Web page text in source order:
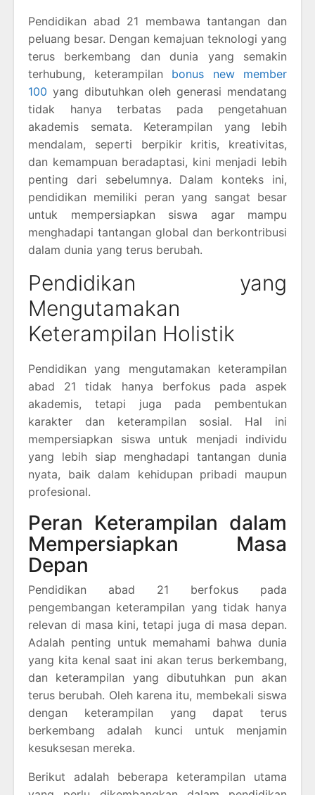
Pendidikan abad 21 membawa tantangan dan
peluang besar. Dengan kemajuan teknologi yang
terus berkembang dan dunia yang semakin
terhubung, keterampilan bonus new member
100 yang dibutuhkan oleh generasi mendatang
tidak hanya terbatas pada pengetahuan
akademis semata. Keterampilan yang lebih
mendalam, seperti berpikir kritis, kreativitas,
dan kemampuan beradaptasi, kini menjadi lebih
penting dari sebelumnya. Dalam konteks ini,
pendidikan memiliki peran yang sangat besar
untuk mempersiapkan siswa agar mampu
menghadapi tantangan global dan berkontribusi
dalam dunia yang terus berubah.
Pendidikan yang
Mengutamakan
Keterampilan Holistik
Pendidikan yang mengutamakan keterampilan
abad 21 tidak hanya berfokus pada aspek
akademis, tetapi juga pada pembentukan
karakter dan keterampilan sosial. Hal ini
mempersiapkan siswa untuk menjadi individu
yang lebih siap menghadapi tantangan dunia
nyata, baik dalam kehidupan pribadi maupun
profesional.
Peran Keterampilan dalam
Mempersiapkan Masa
Depan
Pendidikan abad 21 berfokus pada
pengembangan keterampilan yang tidak hanya
relevan di masa kini, tetapi juga di masa depan.
Adalah penting untuk memahami bahwa dunia
yang kita kenal saat ini akan terus berkembang,
dan keterampilan yang dibutuhkan pun akan
terus berubah. Oleh karena itu, membekali siswa
dengan keterampilan yang dapat terus
berkembang adalah kunci untuk menjamin
kesuksesan mereka.
Berikut adalah beberapa keterampilan utama